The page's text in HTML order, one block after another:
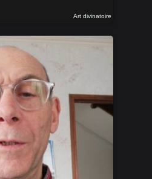
Art divinatoire